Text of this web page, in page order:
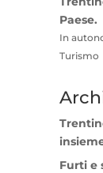
Paese.
In
Turismo
Furti e